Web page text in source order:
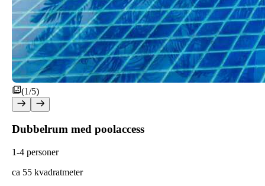
(1/5)
Dubbelrum med poolaccess
1-4 personer
ca 55 kvadratmeter